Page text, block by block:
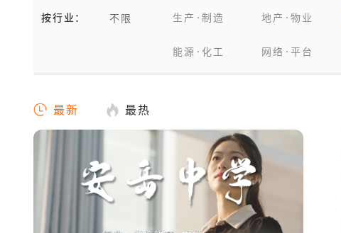
按行业： 不限 生产·制造 地产·物业
能源·化工 网络·平台
最新 最热